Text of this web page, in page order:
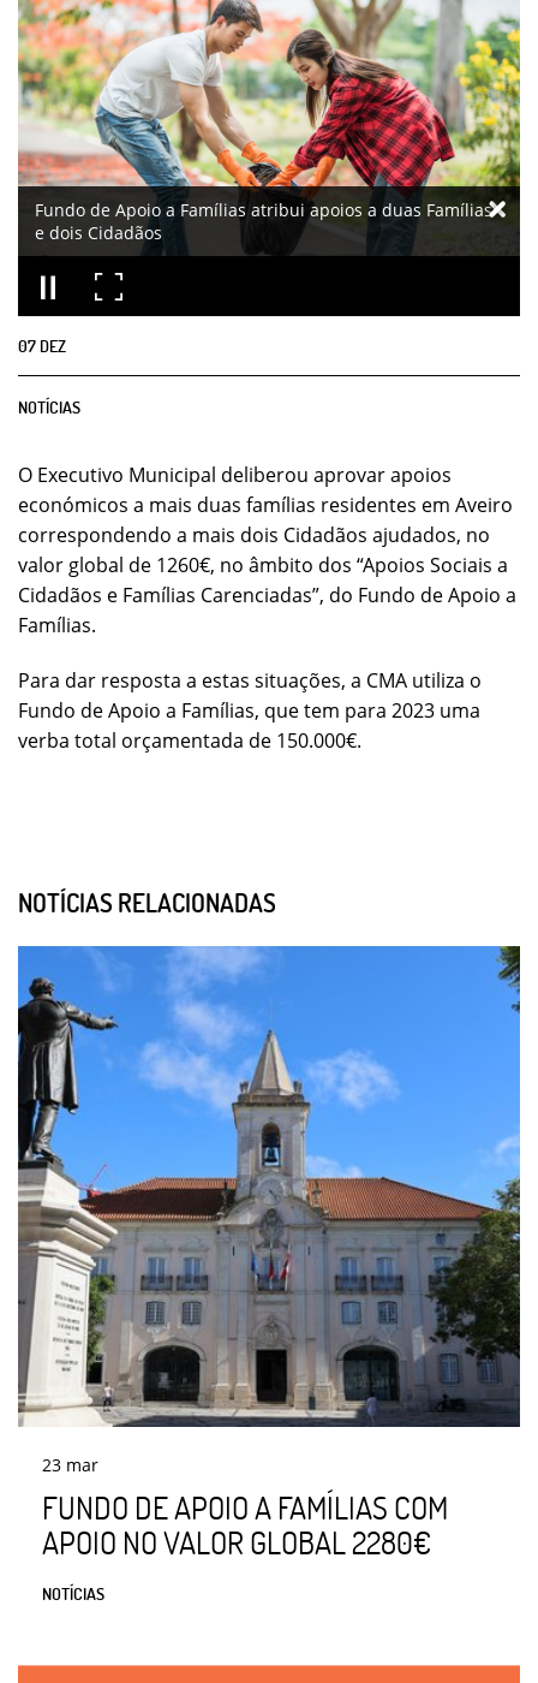
Fundo de Apoio a Famílias atribui apoios a duas Famílias
e dois Cidadãos
07 DEZ
NOTÍCIAS
O Executivo Municipal deliberou aprovar apoios
económicos a mais duas famílias residentes em Aveiro
correspondendo a mais dois Cidadãos ajudados, no
valor global de 1260€, no âmbito dos “Apoios Sociais a
Cidadãos e Famílias Carenciadas”, do Fundo de Apoio a
Famílias.
Para dar resposta a estas situações, a CMA utiliza o
Fundo de Apoio a Famílias, que tem para 2023 uma
verba total orçamentada de 150.000€.
NOTÍCIAS RELACIONADAS
23 mar
FUNDO DE APOIO A FAMÍLIAS COM
APOIO NO VALOR GLOBAL 2280€
NOTÍCIAS